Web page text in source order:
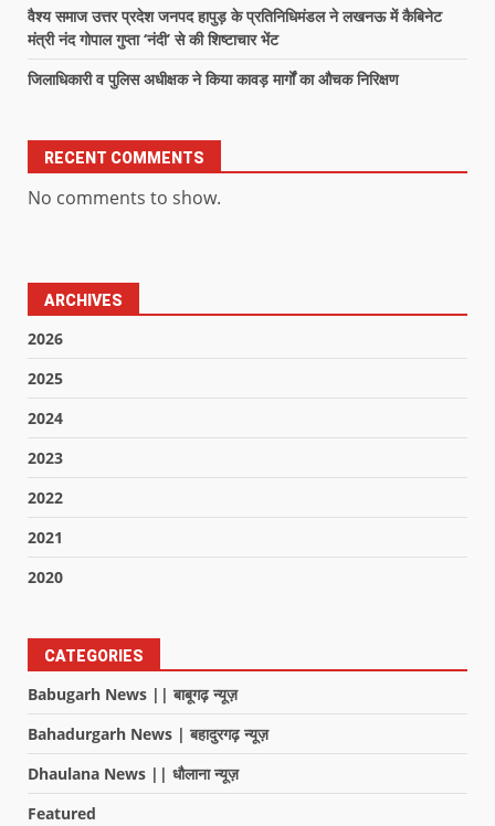
वैश्य समाज उत्तर प्रदेश जनपद हापुड़ के प्रतिनिधिमंडल ने लखनऊ में कैबिनेट
मंत्री नंद गोपाल गुप्ता ‘नंदी’ से की शिष्टाचार भेंट
जिलाधिकारी व पुलिस अधीक्षक ने किया कावड़ मार्गों का औचक निरिक्षण
RECENT COMMENTS
No comments to show.
ARCHIVES
2026
2025
2024
2023
2022
2021
2020
CATEGORIES
Babugarh News || बाबूगढ़ न्यूज़
Bahadurgarh News | बहादुरगढ़ न्यूज़
Dhaulana News || धौलाना न्यूज़
Featured